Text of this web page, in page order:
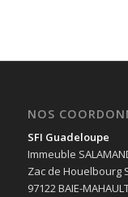
NOS
SFI Guadeloupe
Immeuble
Zac de Houelbourg
97122 BAIE-